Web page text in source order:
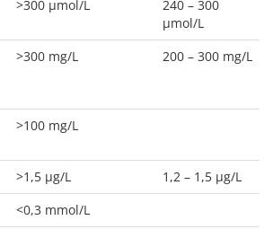
>300 µmol/L
240 – 300
µmol/L
>300 mg/L 200 – 300 mg/L
>100 mg/L
>1,5 µg/L
1,2 – 1,5 µg/L
<0,3 mmol/L